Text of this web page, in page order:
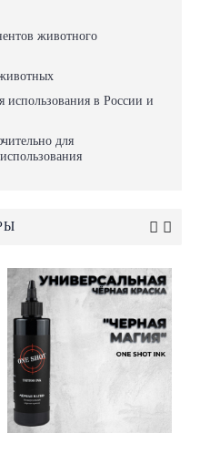
животного
использования в России и
для